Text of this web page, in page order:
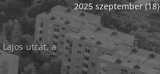
utcát, a
2025 szeptember (18)